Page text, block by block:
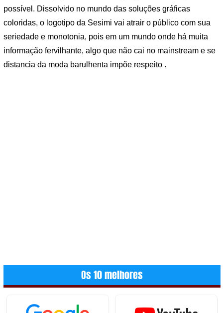
possível. Dissolvido no mundo das soluções gráficas
coloridas, o logotipo da Sesimi vai atrair o público com sua
seriedade e monotonia, pois em um mundo onde há muita
informação fervilhante, algo que não cai no mainstream e se
distancia da moda barulhenta impõe respeito .
Os 10 melhores